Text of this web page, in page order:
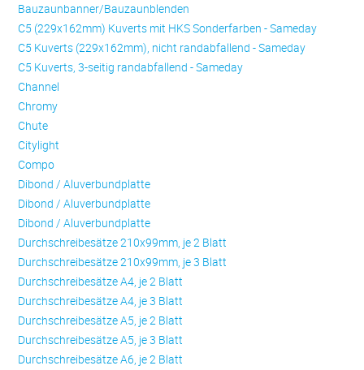
Bauzaunbanner/Bauzaunblenden
C5 (229x162mm) Kuverts mit HKS Sonderfarben - Sameday
C5 Kuverts (229x162mm), nicht randabfallend - Sameday
C5 Kuverts, 3-seitig randabfallend - Sameday
Channel
Chromy
Chute
Citylight
Compo
Dibond / Aluverbundplatte
Dibond / Aluverbundplatte
Dibond / Aluverbundplatte
Durchschreibesätze 210x99mm, je 2 Blatt
Durchschreibesätze 210x99mm, je 3 Blatt
Durchschreibesätze A4, je 2 Blatt
Durchschreibesätze A4, je 3 Blatt
Durchschreibesätze A5, je 2 Blatt
Durchschreibesätze A5, je 3 Blatt
Durchschreibesätze A6, je 2 Blatt